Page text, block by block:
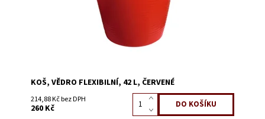
KOŠ, VĚDRO FLEXIBILNÍ, 42 L, ČERVENÉ
214,88 Kč bez DPH
260 Kč